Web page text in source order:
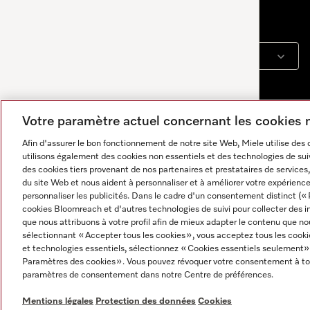
Vous pouvez toujours revenir à la conversation
Mentions légales CGV Protection des données
Votre paramètre actuel concernant les
Afin d'assurer le bon fonctionnement de notre site Web, Miele utilise
utilisons également des cookies non essentiels et des technologies de
des cookies tiers provenant de nos partenaires et prestataires de
du site Web et nous aident à personnaliser et à améliorer votre
personnaliser les publicités. Dans le cadre d'un consentement distinct
cookies Bloomreach et d'autres technologies de suivi pour collecter des
que nous attribuons à votre profil afin de mieux adapter le contenu que
sélectionnant « Accepter tous les cookies », vous acceptez tous les
et technologies essentiels, sélectionnez « Cookies essentiels
Paramètres des cookies ». Vous pouvez révoquer votre consentement à
paramètres de consentement dans notre Centre de préférences.
Mentions légales Protection des données Cookies